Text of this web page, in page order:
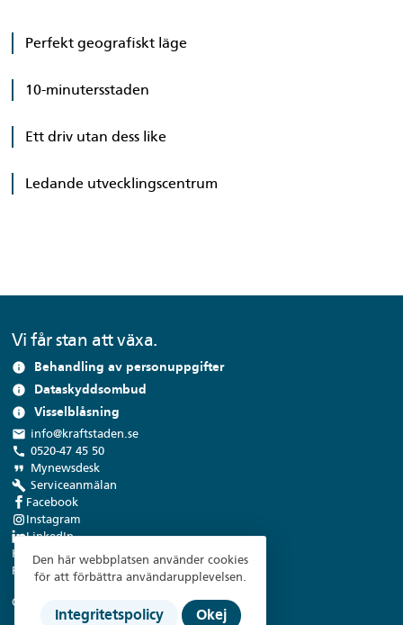
Perfekt geografiskt läge
10-minutersstaden
Ett driv utan dess like
Ledande utvecklingscentrum
Vi får stan att växa.
info Behandling av personuppgifter
info Dataskyddsombud
info Visselblåsning
local_post_office info@kraftstaden.se
call 0520-47 45 50
format_quote Mynewsdesk
build Serviceanmälan
Facebook
Instagram
LinkedIn
Kraftstaden Fastigheter Trollhättan AB
Flygfältsvägen 9, 461 38 Trollhättan
Organisationsnummer: 556008-8535
Den här webbplatsen använder cookies
för att förbättra användarupplevelsen.
Integritetspolicy Okej